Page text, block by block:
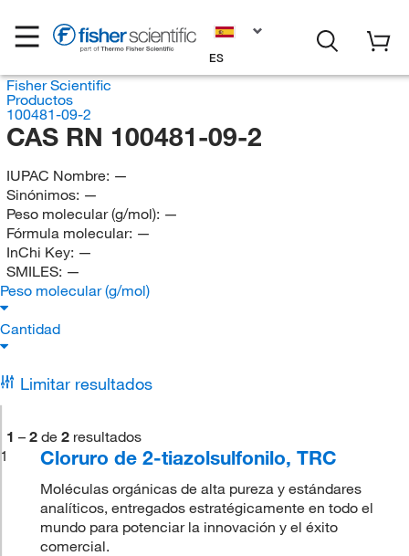
ES
Fisher Scientific
Productos
100481-09-2
CAS RN 100481-09-2
IUPAC Nombre: —
Sinónimos: —
Peso molecular (g/mol): —
Fórmula molecular: —
InChi Key: —
SMILES: —
Peso molecular (g/mol)
Cantidad
Limitar resultados
1 – 2 de 2 resultados
1
Cloruro de 2-tiazolsulfonilo, TRC
Moléculas orgánicas de alta pureza y estándares
analíticos, entregados estratégicamente en todo el
mundo para potenciar la innovación y el éxito
comercial.